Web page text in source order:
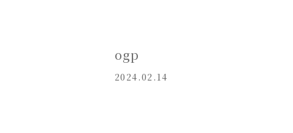
ogp
2024.02.14